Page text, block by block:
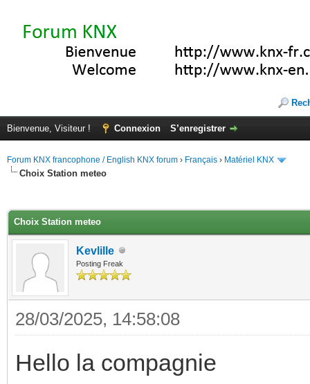
Bienvenue, Visiteur ! Connexion S’enregistrer
Forum KNX francophone / English KNX forum › Français › Matériel KNX
Choix Station meteo
Choix Station meteo
Kevlille
Posting Freak
28/03/2025, 14:58:08
Hello la compagnie